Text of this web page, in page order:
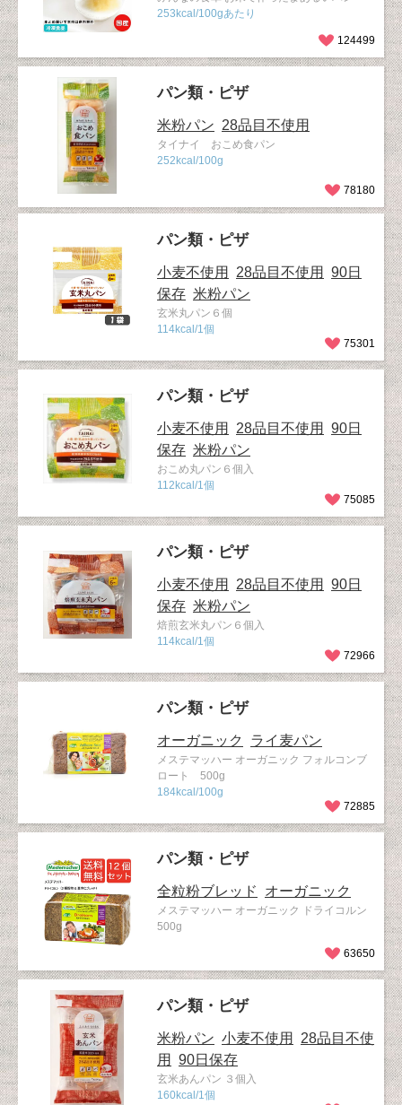
253kcal/100gあたり
124499
パン類・ピザ
米粉パン 28品目不使用
タイナイ おこめ食パン
252kcal/100g
78180
パン類・ピザ
小麦不使用 28品目不使用
90日
保存 米粉パン
玄米丸パン６個
114kcal/1個
75301
パン類・ピザ
小麦不使用 28品目不使用
90日
保存 米粉パン
おこめ丸パン６個入
112kcal/1個
75085
パン類・ピザ
小麦不使用 28品目不使用
90日
保存 米粉パン
焙煎玄米丸パン６個入
114kcal/1個
72966
パン類・ピザ
オーガニック ライ麦パン
メステマッハー オーガニック フォルコンブ
ロート 500g
184kcal/100g
72885
パン類・ピザ
全粒粉ブレッド オーガニック
メステマッハー オーガニック ドライコルン
500g
63650
パン類・ピザ
米粉パン 小麦不使用
28品目不使
用
90日保存
玄米あんパン ３個入
160kcal/1個